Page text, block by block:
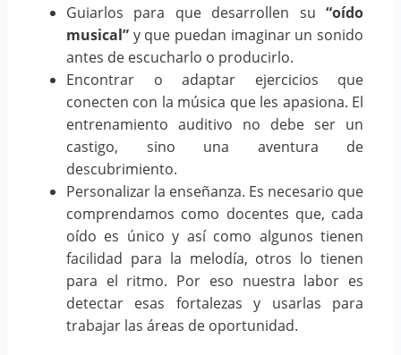
Guiarlos para que desarrollen su “oído
musical” y que puedan imaginar un sonido
antes de escucharlo o producirlo.
Encontrar o adaptar ejercicios que
conecten con la música que les apasiona. El
entrenamiento auditivo no debe ser un
castigo, sino una aventura de
descubrimiento.
Personalizar la enseñanza. Es necesario que
comprendamos como docentes que, cada
oído es único y así como algunos tienen
facilidad para la melodía, otros lo tienen
para el ritmo. Por eso nuestra labor es
detectar esas fortalezas y usarlas para
trabajar las áreas de oportunidad.